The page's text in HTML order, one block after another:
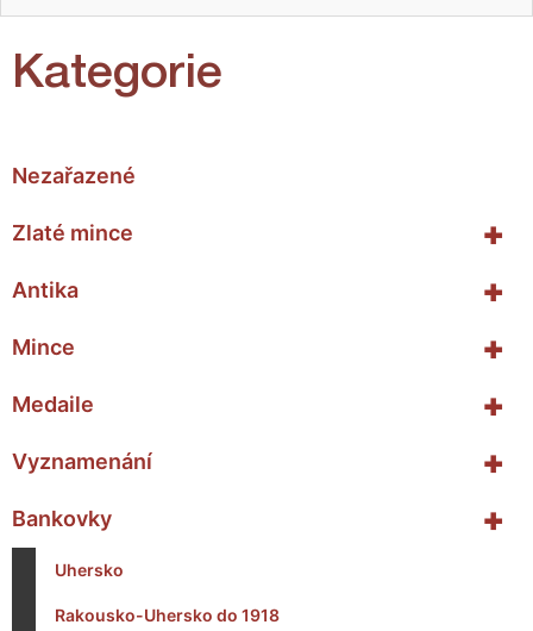
Kategorie
Nezařazené
+
Zlaté mince
+
Antika
+
Mince
+
Medaile
+
Vyznamenání
+
Bankovky
Uhersko
Rakousko-Uhersko do 1918